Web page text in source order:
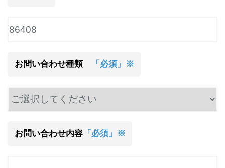
お問い合わせ種類 「必須」※
お問い合わせ内容「必須」※